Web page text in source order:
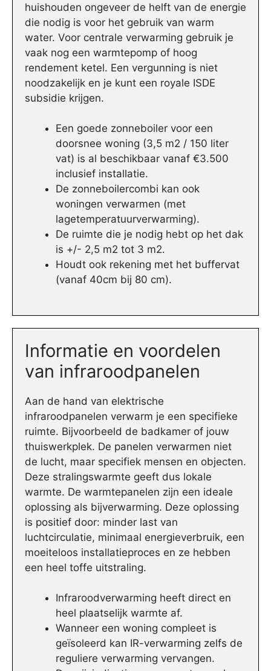
huishouden ongeveer de helft van de energie
die nodig is voor het gebruik van warm
water. Voor centrale verwarming gebruik je
vaak nog een warmtepomp of hoog
rendement ketel. Een vergunning is niet
noodzakelijk en je kunt een royale ISDE
subsidie krijgen.
Een goede zonneboiler voor een
doorsnee woning (3,5 m2 / 150 liter
vat) is al beschikbaar vanaf €3.500
inclusief installatie.
De zonneboilercombi kan ook
woningen verwarmen (met
lagetemperatuurverwarming).
De ruimte die je nodig hebt op het dak
is +/- 2,5 m2 tot 3 m2.
Houdt ook rekening met het buffervat
(vanaf 40cm bij 80 cm).
Informatie en voordelen
van infraroodpanelen
Aan de hand van elektrische
infraroodpanelen verwarm je een specifieke
ruimte. Bijvoorbeeld de badkamer of jouw
thuiswerkplek. De panelen verwarmen niet
de lucht, maar specifiek mensen en objecten.
Deze stralingswarmte geeft dus lokale
warmte. De warmtepanelen zijn een ideale
oplossing als bijverwarming. Deze oplossing
is positief door: minder last van
luchtcirculatie, minimaal energieverbruik, een
moeiteloos installatieproces en ze hebben
een heel toffe uitstraling.
Infraroodverwarming heeft direct en
heel plaatselijk warmte af.
Wanneer een woning compleet is
geïsoleerd kan IR-verwarming zelfs de
reguliere verwarming vervangen.